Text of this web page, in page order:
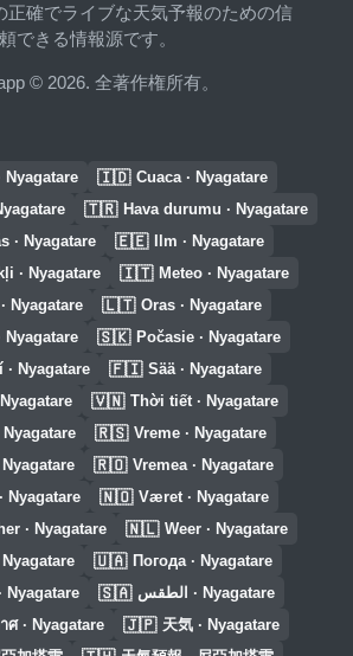
正確でライブな天気予報のための信
頼できる情報源です。
© 2026. 全著作権所有。
Nyagatare 🇮🇩 Cuaca · Nyagatare
🇹🇷 Hava durumu · Nyagatare
· Nyagatare 🇪🇪 Ilm · Nyagatare
· Nyagatare 🇮🇹 Meteo · Nyagatare
Nyagatare 🇱🇹 Oras · Nyagatare
Nyagatare 🇸🇰 Počasie · Nyagatare
· Nyagatare 🇫🇮 Sää · Nyagatare
🇻🇳 Thời tiết · Nyagatare
Nyagatare 🇷🇸 Vreme · Nyagatare
🇷🇴 Vremea · Nyagatare
Nyagatare 🇳🇴 Været · Nyagatare
· Nyagatare 🇳🇱 Weer · Nyagatare
Nyagatare 🇺🇦 Погода · Nyagatare
Nyagatare 🇸🇦 الطقس · Nyagatare
ศ · Nyagatare 🇯🇵 天気 · Nyagatare